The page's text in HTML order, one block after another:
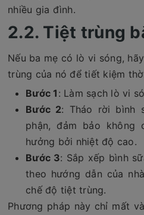
nhiều gia đình.
2.2. Tiệt trùng
Nếu ba mẹ có lò vi sóng,
trùng của nó để tiết kiệm
Bước 1 : Làm sạch lò vi
Bước 2: Tháo rời bình
phận, đảm bảo không
hưởng bởi nhiệt độ cao.
Bước 3: Sắp xếp bình
theo hướng dẫn của
chế độ tiệt trùng.
Phương pháp này chỉ mất